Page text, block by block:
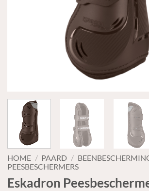
HOME / PAARD /
PEESBESCHERMERS
Eskadron